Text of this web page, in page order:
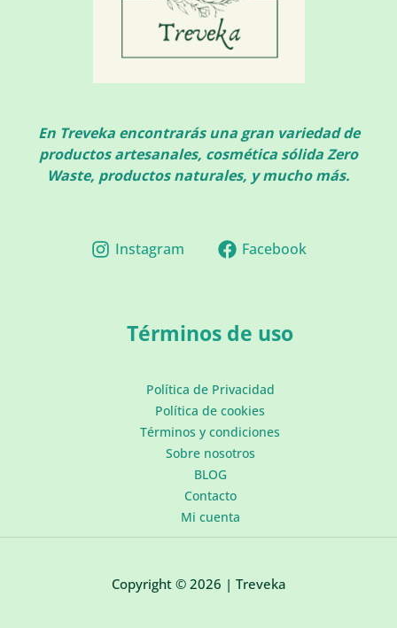
En Treveka encontrarás una gran variedad de
productos artesanales, cosmética sólida Zero
Waste, productos naturales, y mucho más.
Instagram Facebook
Términos de uso
Política de Privacidad
Política de cookies
Términos y condiciones
Sobre nosotros
BLOG
Contacto
Mi cuenta
Copyright © 2026 | Treveka